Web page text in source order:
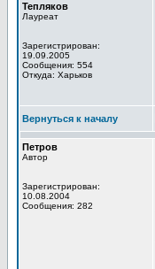
Тепляков
Лауреат
Зарегистрирован:
19.09.2005
Сообщения: 554
Откуда: Харьков
Вернуться к началу
Петров
Автор
Зарегистрирован:
10.08.2004
Сообщения: 282